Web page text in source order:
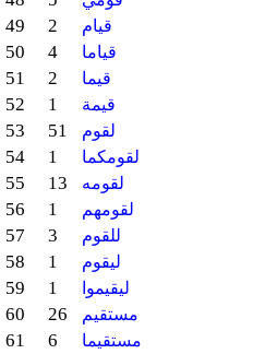
49 2 قيام
50 4 قياما
51 2 قيما
52 1 قيمة
53 51 لقوم
54 1 لقومكما
55 13 لقومه
56 1 لقومهم
57 3 للقوم
58 1 ليقوم
59 1 ليقيموا
60 26 مستقيم
61 6 مستقيما